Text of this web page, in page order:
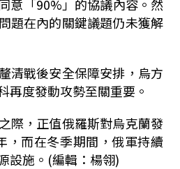
意「90%」的協議內容。然
題在內的關鍵議題仍未獲解
清戰後安全保障安排，烏方
再度發動攻勢至關重要。
際，正值俄羅斯對烏克蘭發
，而在冬季期間，俄軍持續
設施。(編輯：楊翎)